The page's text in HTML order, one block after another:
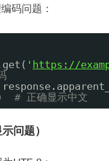
码问题：
' https://
# 正确显示中文
问题）